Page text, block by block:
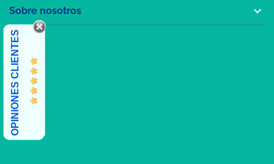
Sobre nosotros 
OPINIONES CLIENTES